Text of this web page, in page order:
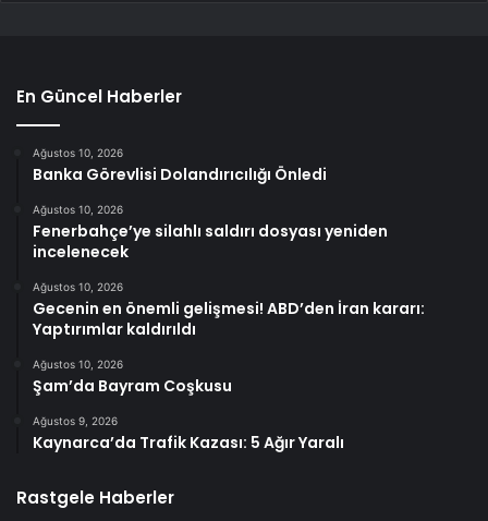
En Güncel Haberler
Ağustos 10, 2026
Banka Görevlisi Dolandırıcılığı Önledi
Ağustos 10, 2026
Fenerbahçe’ye silahlı saldırı dosyası yeniden
incelenecek
Ağustos 10, 2026
Gecenin en önemli gelişmesi! ABD’den İran kararı:
Yaptırımlar kaldırıldı
Ağustos 10, 2026
Şam’da Bayram Coşkusu
Ağustos 9, 2026
Kaynarca’da Trafik Kazası: 5 Ağır Yaralı
Rastgele Haberler